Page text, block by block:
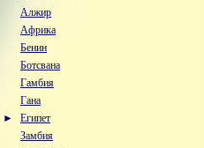
Алжир
Африка
Бенин
Ботсвана
Гамбия
Гана
►
Египет
Замбия